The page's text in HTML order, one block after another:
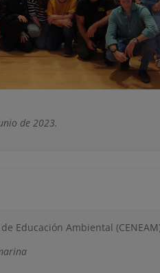
de 2023.
Educación Ambiental